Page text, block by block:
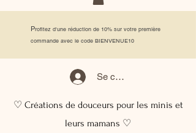
Profitez d'une réduction de 10% sur votre première
commande avec le code BIENVENUE10
Se connecter
♡ Créations de douceurs pour les minis et
leurs mamans ♡